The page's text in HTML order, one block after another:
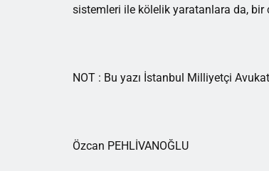
sistemleri ile kölelik yaratanlara da, bir
NOT : Bu yazı İstanbul Milliyetçi
Özcan PEHLİVANOĞLU